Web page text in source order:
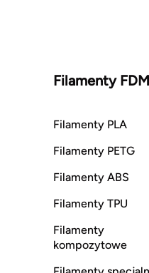
Filamenty FDM
Filamenty PLA
Filamenty PETG
Filamenty ABS
Filamenty TPU
Filamenty
kompozytowe